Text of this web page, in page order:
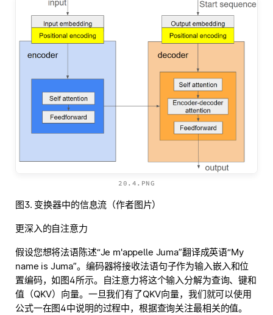
20.4.PNG
图3. 变换器中的信息流（作者图片）
更深入的自注意力
假设您想将法语陈述“Je m'appelle Juma”翻译成英语“My
name is Juma”。编码器将接收法语句子作为输入嵌入和位
置编码，如图4所示。自注意力将这个输入分解为查询、键和
值（QKV）向量。一旦我们有了QKV向量，我们就可以使用
公式一在图4中说明的过程中，根据查询关注最相关的值。